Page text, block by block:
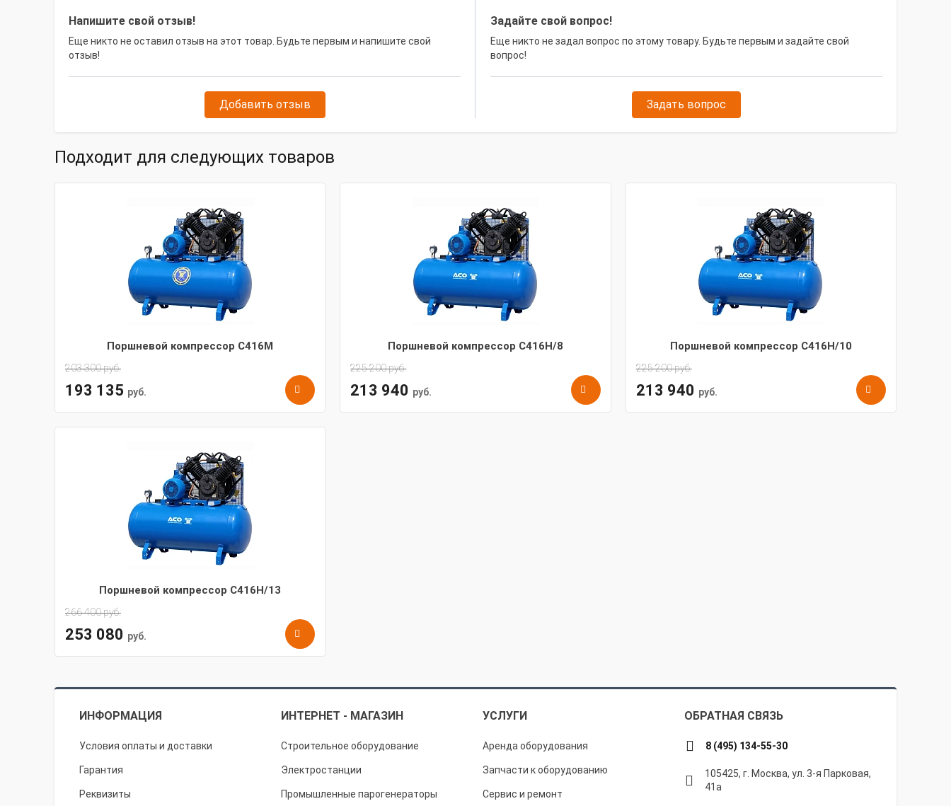
Напишите свой отзыв!
Еще никто не оставил отзыв на этот товар. Будьте первым и напишите свой
отзыв!
Добавить отзыв
Задайте свой вопрос!
Еще никто не задал вопрос по этому товару. Будьте первым и задайте свой
вопрос!
Задать вопрос
Подходит для следующих товаров
Поршневой компрессор С416М
203 300руб.
193 135 руб.
Поршневой компрессор С416Н/8
225 200руб.
213 940 руб.
Поршневой компрессор С416Н/10
225 200руб.
213 940 руб.
Поршневой компрессор С416Н/13
266 400руб.
253 080 руб.
ИНФОРМАЦИЯ ИНТЕРНЕТ - МАГАЗИН УСЛУГИ ОБРАТНАЯ СВЯЗЬ
Условия оплаты и доставки
Гарантия
Реквизиты
Строительное оборудование
Электростанции
Промышленные парогенераторы
Аренда оборудования
Запчасти к оборудованию
Сервис и ремонт
8 (495) 134-55-30
105425, г. Москва, ул. 3-я Парковая,
41а